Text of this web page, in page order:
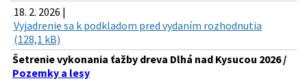
18. 2. 2026 |
Vyjadrenie sa k podkladom pred vydaním rozhodnutia
(128,1 kB)
Šetrenie vykonania ťažby dreva Dlhá nad Kysucou 2026 /
Pozemky a lesy